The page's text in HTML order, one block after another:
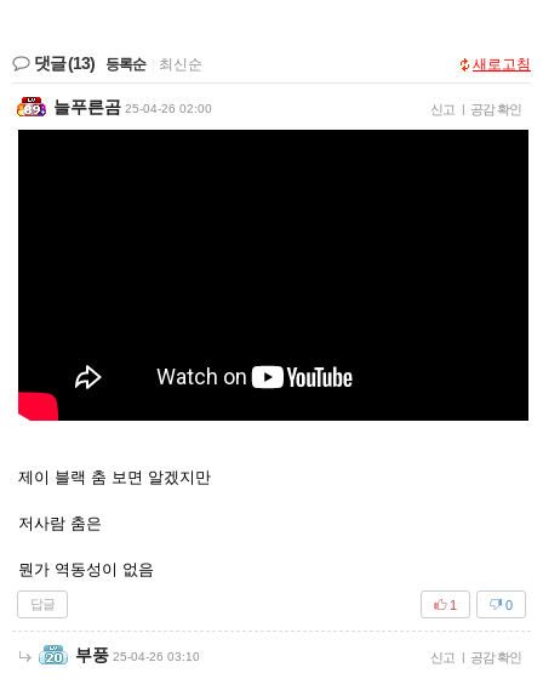
댓글(13) 등록순 최신순 새로고침
늘푸른곰 25-04-26 02:00 신고 | 공감 확인
제이 블랙 춤 보면 알겠지만
저사람 춤은
뭔가 역동성이 없음
답글 0
1
부풍 25-04-26 03:10 신고 공감 확인